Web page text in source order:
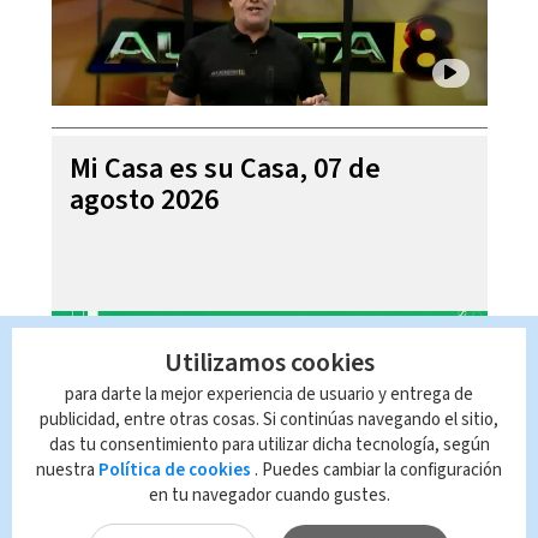
Mi Casa es su Casa, 07 de
agosto 2026
Utilizamos cookies
para darte la mejor experiencia de usuario y entrega de
publicidad, entre otras cosas. Si continúas navegando el sitio,
das tu consentimiento para utilizar dicha tecnología, según
nuestra Política de cookies . Puedes cambiar la configuración
en tu navegador cuando gustes.